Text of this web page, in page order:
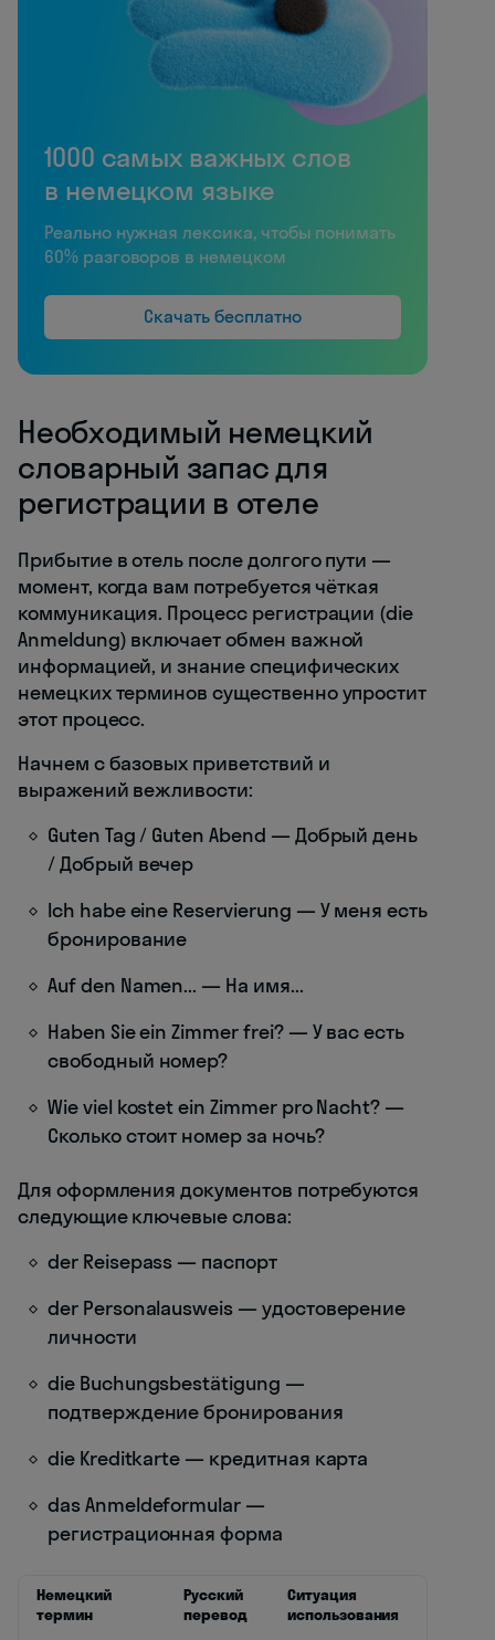
1000 самых важных слов
в немецком языке
Реально нужная лексика, чтобы понимать
60% разговоров в немецком
Скачать бесплатно
Необходимый немецкий
словарный запас для
регистрации в отеле
Прибытие в отель после долгого пути —
момент, когда вам потребуется чёткая
коммуникация. Процесс регистрации (die
Anmeldung) включает обмен важной
информацией, и знание специфических
немецких терминов существенно упростит
этот процесс.
Начнем с базовых приветствий и
выражений вежливости:
Guten Tag / Guten Abend — Добрый день
/ Добрый вечер
Ich habe eine Reservierung — У меня есть
бронирование
Auf den Namen... — На имя...
Haben Sie ein Zimmer frei? — У вас есть
свободный номер?
Wie viel kostet ein Zimmer pro Nacht? —
Сколько стоит номер за ночь?
Для оформления документов потребуются
следующие ключевые слова:
der Reisepass — паспорт
der Personalausweis — удостоверение
личности
die Buchungsbestätigung —
подтверждение бронирования
die Kreditkarte — кредитная карта
das Anmeldeformular —
регистрационная форма
Немецкий
термин
Русский
перевод
Ситуация
использования